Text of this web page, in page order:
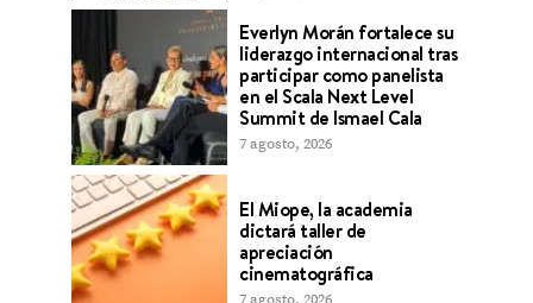
Everlyn Morán fortalece su
liderazgo internacional tras
participar como panelista
en el Scala Next Level
Summit de Ismael Cala
7 agosto, 2026
El Miope, la academia
dictará taller de
apreciación
cinematográfica